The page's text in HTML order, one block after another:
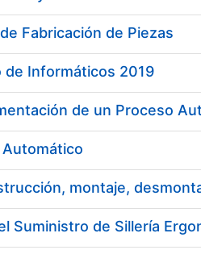
Fabricación de Piezas
de Informáticos 2019
montaje,
Suministro de Sillería